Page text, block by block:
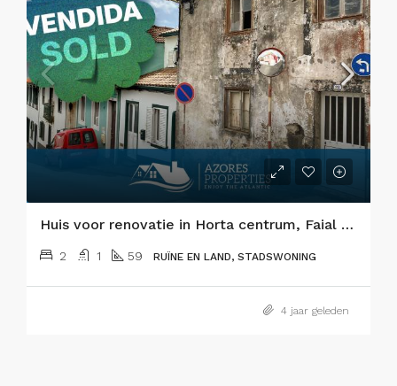
Huis voor renovatie in Horta centrum, Faial eiland
2 1 59 RUÏNE EN LAND, STADSWONING
4 jaar geleden